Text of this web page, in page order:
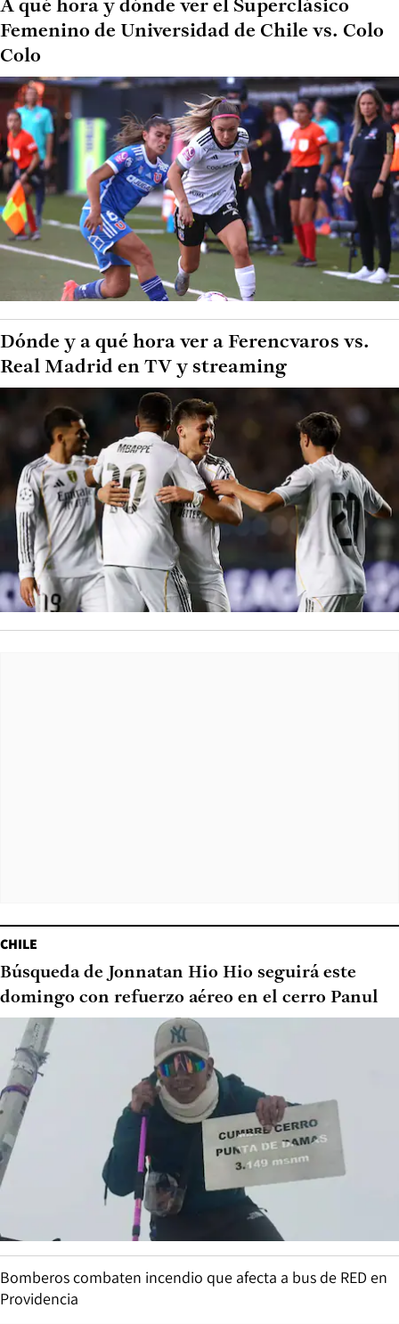
A qué hora y dónde ver el Superclásico
Femenino de Universidad de Chile vs. Colo
Colo
Dónde y a qué hora ver a Ferencvaros vs.
Real Madrid en TV y streaming
CHILE
Búsqueda de Jonnatan Hio Hio seguirá este
domingo con refuerzo aéreo en el cerro Panul
Bomberos combaten incendio que afecta a bus de RED en
Providencia